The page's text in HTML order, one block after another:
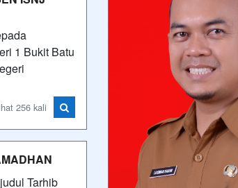
1 Bukit Batu
256 kali
Tarhib